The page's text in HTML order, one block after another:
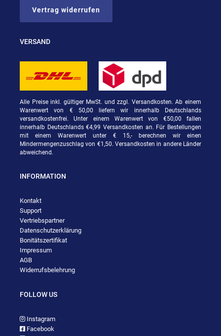
Vertrag widerrufen
VERSAND
Alle Preise inkl. gültiger MwSt. und zzgl. Versandkosten. Ab einem
Warenwert von € 50,00 liefern wir innerhalb Deutschlands
versandkostenfrei. Unter einem Warenwert von €50,00 fallen
innerhalb Deutschlands €4,99 Versandkosten an. Für Bestellungen
mit einem Warenwert unter € 15,- berechnen wir einen
Mindermengenzuschlag von €1,50. Versandkosten in andere Länder
abweichend.
INFORMATION
Kontakt
Support
Vertriebspartner
Datenschutzerklärung
Bonitätszertifikat
Impressum
AGB
Widerrufsbelehrung
FOLLOW US
Instagram
Facebook